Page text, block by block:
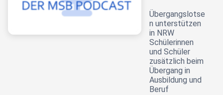
Übergangslotse
n unterstützen
in NRW
Schülerinnen
und Schüler
zusätzlich beim
Übergang in
Ausbildung und
Beruf